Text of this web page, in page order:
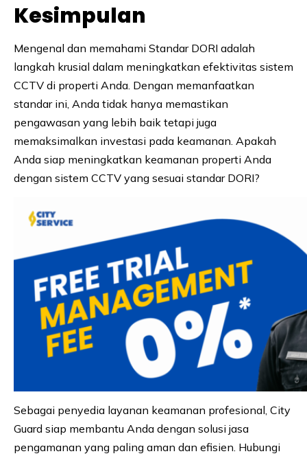
Kesimpulan
Mengenal dan memahami Standar DORI adalah
langkah krusial dalam meningkatkan efektivitas sistem
CCTV di properti Anda. Dengan memanfaatkan
standar ini, Anda tidak hanya memastikan
pengawasan yang lebih baik tetapi juga
memaksimalkan investasi pada keamanan. Apakah
Anda siap meningkatkan keamanan properti Anda
dengan sistem CCTV yang sesuai standar DORI?
Sebagai penyedia layanan keamanan profesional, City
Guard siap membantu Anda dengan solusi jasa
pengamanan yang paling aman dan efisien. Hubungi